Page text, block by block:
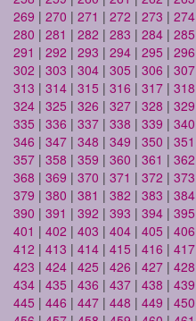
269 | 270 | 271 | 272 | 273 | 274
280 | 281 | 282 | 283 | 284 | 285
291 | 292 | 293 | 294 | 295 | 296
302 | 303 | 304 | 305 | 306 | 307
313 | 314 | 315 | 316 | 317 | 318
324 | 325 | 326 | 327 | 328 | 329
335 | 336 | 337 | 338 | 339 | 340
346 | 347 | 348 | 349 | 350 | 351
357 | 358 | 359 | 360 | 361 | 362
368 | 369 | 370 | 371 | 372 | 373
379 | 380 | 381 | 382 | 383 | 384
390 | 391 | 392 | 393 | 394 | 395
401 | 402 | 403 | 404 | 405 | 406
412 | 413 | 414 | 415 | 416 | 417
423 | 424 | 425 | 426 | 427 | 428
434 | 435 | 436 | 437 | 438 | 439
445 | 446 | 447 | 448 | 449 | 450